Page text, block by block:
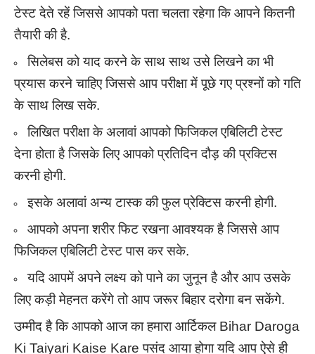
टेस्ट देते रहें जिससे आपको पता चलता रहेगा कि आपने कितनी
तैयारी की है.
सिलेबस को याद करने के साथ साथ उसे लिखने का भी
प्रयास करने चाहिए जिससे आप परीक्षा में पूछे गए प्रश्नों को गति
के साथ लिख सके.
लिखित परीक्षा के अलावां आपको फिजिकल एबिलिटी टेस्ट
देना होता है जिसके लिए आपको प्रतिदिन दौड़ की प्रक्टिस
करनी होगी.
इसके अलावां अन्य टास्क की फुल प्रेक्टिस करनी होगी.
आपको अपना शरीर फिट रखना आवश्यक है जिससे आप
फिजिकल एबिलिटी टेस्ट पास कर सके.
यदि आपमें अपने लक्ष्य को पाने का जुनून है और आप उसके
लिए कड़ी मेहनत करेंगे तो आप जरूर बिहार दरोगा बन सकेंगे.
उम्मीद है कि आपको आज का हमारा आर्टिकल Bihar Daroga
Ki Taiyari Kaise Kare पसंद आया होगा यदि आप ऐसे ही